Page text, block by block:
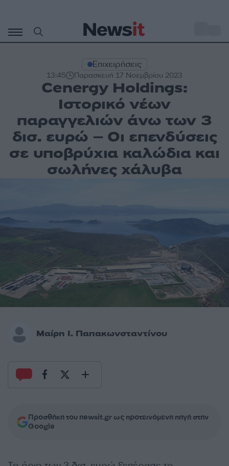
περιεχόμενο
Επιχειρήσεις
13:45 Παρασκευή 17 Νοεμβρίου 2023
Cenergy Holdings:
Ιστορικό νέων
παραγγελιών άνω των 3
δισ. ευρώ – Οι επενδύσεις
σε υποβρύχια καλώδια και
σωλήνες χάλυβα
Μαίρη Ι. Παπακωνσταντίνου
Προσθήκη του newsit.gr ως προτεινόμενη πηγή στην
Google